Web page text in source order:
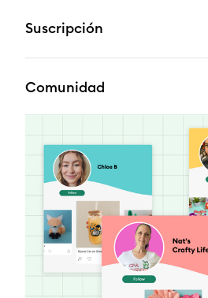
Suscripción
Comunidad